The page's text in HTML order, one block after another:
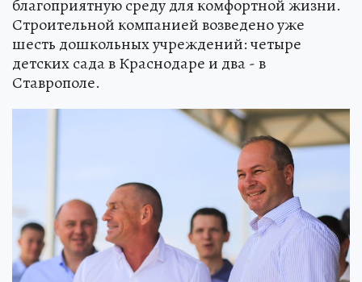
благоприятную среду для комфортной жизни.
Строительной компанией возведено уже
шесть дошкольных учреждений: четыре
детских сада в Краснодаре и два - в
Ставрополе.